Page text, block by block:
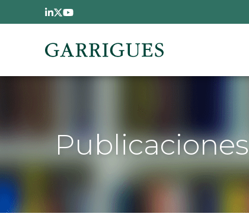
Pasar al contenido principal
Publicaciones